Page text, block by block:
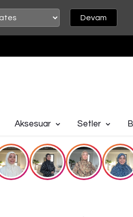
Devam
Aksesuar Setler